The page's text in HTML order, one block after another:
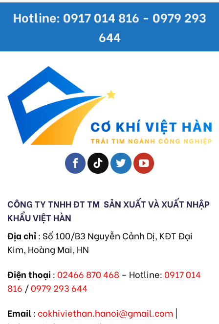
Hotline: 0917 014 816 - 0979 293
644
CÔNG TY TNHH ĐT TM SẢN XUẤT VÀ XUẤT NHẬP
KHẨU VIỆT HÀN
Địa chỉ: Số 100/B3 Nguyễn Cảnh Dị, KĐT Đại
Kim, Hoàng Mai, HN
Điện thoại : 02466 870 468 – Hotline: 0917 014
816 /0979 293 644
Email: cokhiviethan.hanoi@gmail.com |